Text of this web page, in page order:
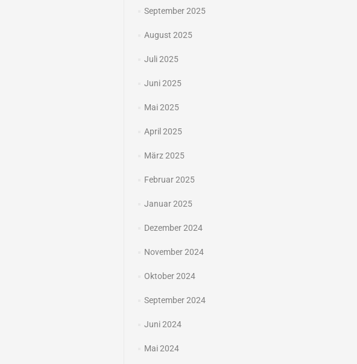
September 2025
August 2025
Juli 2025
Juni 2025
Mai 2025
April 2025
März 2025
Februar 2025
Januar 2025
Dezember 2024
November 2024
Oktober 2024
September 2024
Juni 2024
Mai 2024